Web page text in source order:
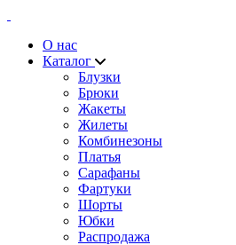
О нас
Каталог
Блузки
Брюки
Жакеты
Жилеты
Комбинезоны
Платья
Сарафаны
Фартуки
Шорты
Юбки
Распродажа